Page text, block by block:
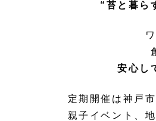
“苔と暮ら
安心し
定期開催は神戸
親子イベント、